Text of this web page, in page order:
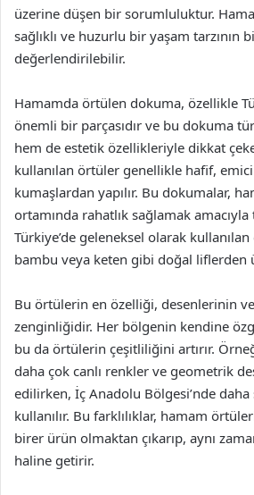
üzerine düşen bir sorumluluktur.
sağlıklı ve huzurlu bir yaşam tarzının
değerlendirilebilir.
Hamamda örtülen dokuma, özellikle
önemli bir parçasıdır ve bu dokuma
hem de estetik özellikleriyle dikkat
kullanılan örtüler genellikle hafif, emici
kumaşlardan yapılır. Bu dokumalar,
ortamında rahatlık sağlamak amacıyla
Türkiye’de geleneksel olarak
bambu veya keten gibi doğal liflerden
Bu örtülerin en özelliği, desenlerinin
zenginliğidir. Her bölgenin kendine
bu da örtülerin çeşitliliğini artırır.
daha çok canlı renkler ve geometrik
edilirken, İç Anadolu Bölgesi’nde
kullanılır. Bu farklılıklar, hamam
birer ürün olmaktan çıkarıp, aynı
haline getirir.